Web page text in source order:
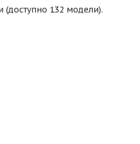
(доступно 132 модели).